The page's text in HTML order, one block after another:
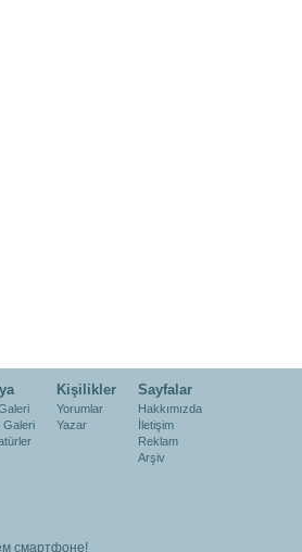
Galeri
Kişilikler
Yorumlar
Yazar
Sayfalar
Hakkımızda
İletişim
Reklam
Arşiv
смартфоне!